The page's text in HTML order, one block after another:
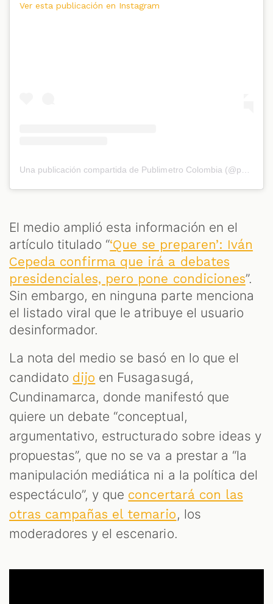
Ver esta publicación en Instagram
El medio amplió esta información en el
artículo titulado “‘Que se preparen’: Iván
Cepeda confirma que irá a debates
presidenciales, pero pone condiciones”.
Sin embargo, en ninguna parte menciona
el listado viral que le atribuye el usuario
desinformador.
La nota del medio se basó en lo que el
candidato dijo en Fusagasugá,
Cundinamarca, donde manifestó que
quiere un debate “conceptual,
argumentativo, estructurado sobre ideas y
propuestas”, que no se va a prestar a “la
manipulación mediática ni a la política del
espectáculo”, y que concertará con las
otras campañas el temario, los
moderadores y el escenario.